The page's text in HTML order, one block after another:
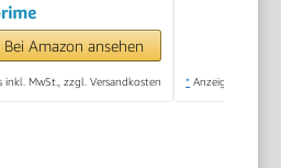
Styling-
- Anti
Bei Amazon ansehen
inkl. MwSt., zzgl. Versandkosten * Anzeige